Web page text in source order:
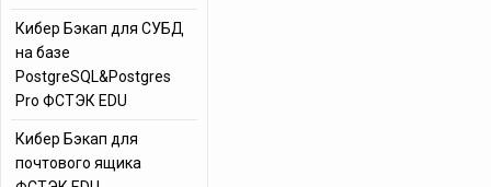
Кибер Бэкап для СУБД
на базе
PostgreSQL&Postgres
Pro ФСТЭК EDU
Кибер Бэкап для
почтового ящика